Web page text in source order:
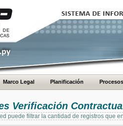
Marco Legal Planificación Procesos
Verificación
puede filtrar la cantidad de registros que